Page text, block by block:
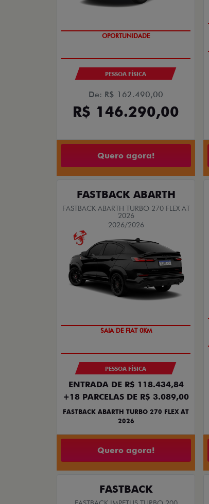
SAIA DE FIAT 0KM
PESSOA FÍSICA
De: R$ 162.490,00
R$ 146.290,00
Quero agora!
FASTBACK ABARTH
FASTBACK ABARTH TURBO 270 FLEX AT
2026
2026/2026
PREÇO IMPERDÍVEL
PESSOA FÍSICA
ENTRADA DE R$ 118.434,84
+18 PARCELAS DE R$ 3.089,00
FASTBACK ABARTH TURBO 270 FLEX AT
2026
Quero agora!
FASTBACK